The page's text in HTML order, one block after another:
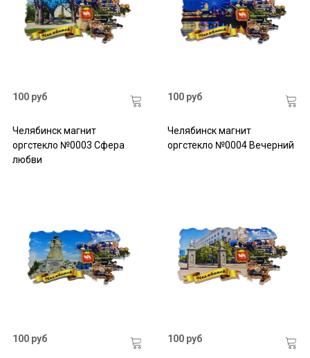
100 руб
Челябинск магнит
оргстекло №0003 Сфера
любви
100 руб
Челябинск магнит
оргстекло №0004 Вечерний
100 руб 100 руб